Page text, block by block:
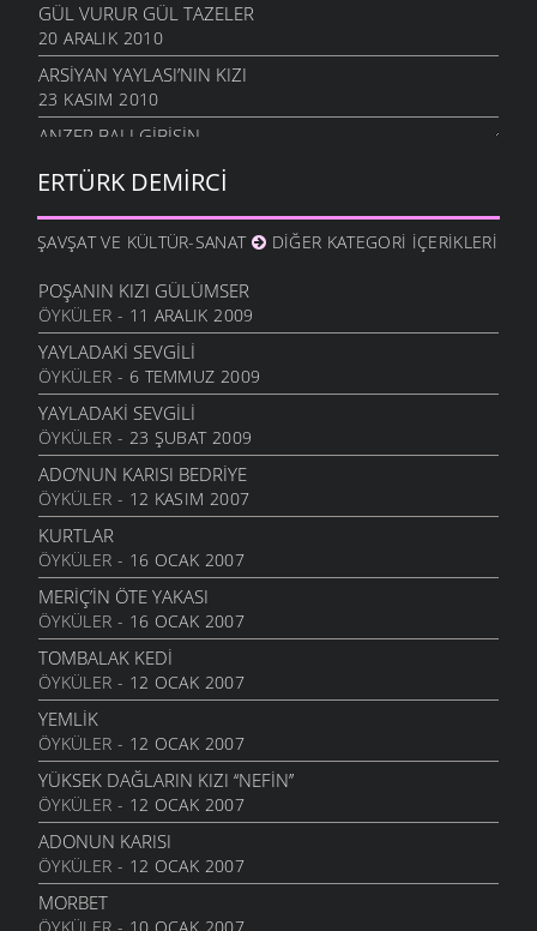
GÜL VURUR GÜL TAZELER
20 ARALIK 2010
ARSIYAN YAYLASI’NIN KIZI
23 KASIM 2010
ANZER BALI GIBISIN
SEVERIM İSTANBULU
14 EKIM 2010
GÖZLER SESSIZ AĞLADI
10 EKIM 2010
İÇIMDE SAKLIYORUM
29 EYLÜL 2010
SENSIZIM ŞIMDI
23 EYLÜL 2010
HAYALIN
20 AĞUSTOS 2010
DIRHEM DIRHEM
22 TEMMUZ 2010
GEZELIM SAHILI
28 HAZIRAN 2010
SEN VARSIN BU ŞEHIRDE
10 HAZIRAN 2010
SEVDANIN PANAYIRI
23 MAYIS 2010
BITMEZ BU AĞLAYIŞLAR
7 MAYIS 2010
NAZAR BONCUĞU GIBI
25 NISAN 2010
YALANMIŞ
10 NISAN 2010
ERTÜRK DEMIRCI
ŞAVŞAT VE KÜLTÜR-SANAT DIĞER KATEGORI İÇERIKLERI
POŞANIN KIZI GÜLÜMSER
ÖYKÜLER - 11 ARALIK 2009
YAYLADAKI SEVGILI
ÖYKÜLER - 6 TEMMUZ 2009
YAYLADAKI SEVGILI
ÖYKÜLER - 23 ŞUBAT 2009
ADO’NUN KARISI BEDRIYE
ÖYKÜLER - 12 KASIM 2007
KURTLAR
ÖYKÜLER - 16 OCAK 2007
MERİÇ’İN ÖTE YAKASI
ÖYKÜLER - 16 OCAK 2007
TOMBALAK KEDİ
ÖYKÜLER - 12 OCAK 2007
YEMLİK
ÖYKÜLER - 12 OCAK 2007
YÜKSEK DAĞLARIN KIZI ‘‘NEFİN’’
ÖYKÜLER - 12 OCAK 2007
ADONUN KARISI
ÖYKÜLER - 12 OCAK 2007
MORBET